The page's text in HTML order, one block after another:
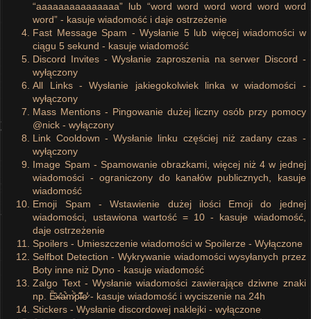
“aaaaaaaaaaaaaaa” lub “word word word word word word
word” - kasuje wiadomość i daje ostrzeżenie
Fast Message Spam - Wysłanie 5 lub więcej wiadomości w
ciągu 5 sekund - kasuje wiadomość
Discord Invites - Wysłanie zaproszenia na serwer Discord -
wyłączony
All Links - Wysłanie jakiegokolwiek linka w wiadomości -
wyłączony
Mass Mentions - Pingowanie dużej liczny osób przy pomocy
@nick - wyłączony
Link Cooldown - Wysłanie linku częściej niż zadany czas -
wyłączony
Image Spam - Spamowanie obrazkami, więcej niż 4 w jednej
wiadomości - ograniczony do kanałów publicznych, kasuje
wiadomość
Emoji Spam - Wstawienie dużej ilości Emoji do jednej
wiadomości, ustawiona wartość = 10 - kasuje wiadomość,
daje ostrzeżenie
Spoilers - Umieszczenie wiadomości w Spoilerze - Wyłączone
Selfbot Detection - Wykrywanie wiadomości wysyłanych przez
Boty inne niż Dyno - kasuje wiadomość
Zalgo Text - Wysłanie wiadomości zawierające dziwne znaki
np. Ȅ̴̂x̴̛̔a̴̎̉m̷̀̐p̵̽̈l̵̽̍e̷̒͑ - kasuje wiadomość i wyciszenie na 24h
Stickers - Wysłanie discordowej naklejki - wyłączone